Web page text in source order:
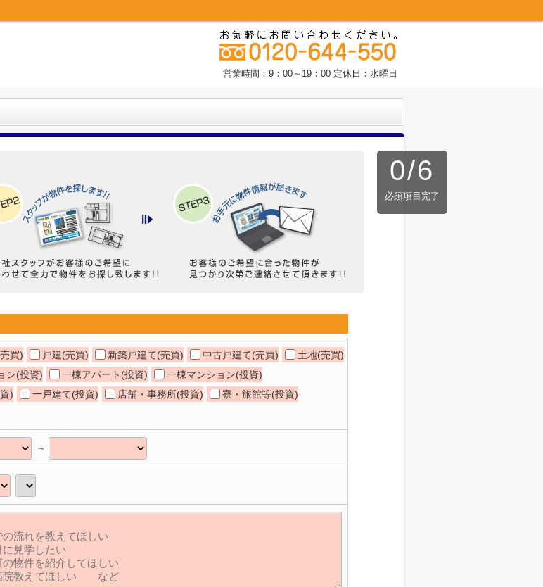
営業時間：9：00～19：00 定休日：水曜日
0/6
必須項目完了
買) 戸建(売買) 新築戸建て(売買) 中古戸建て(売買)
土地(売買)
ン(投資)
一棟アパート(投資)
一棟マンション(投資)
)
一戸建て(投資) 店舗・事務所(投資)
寮・旅館等(投資)
～